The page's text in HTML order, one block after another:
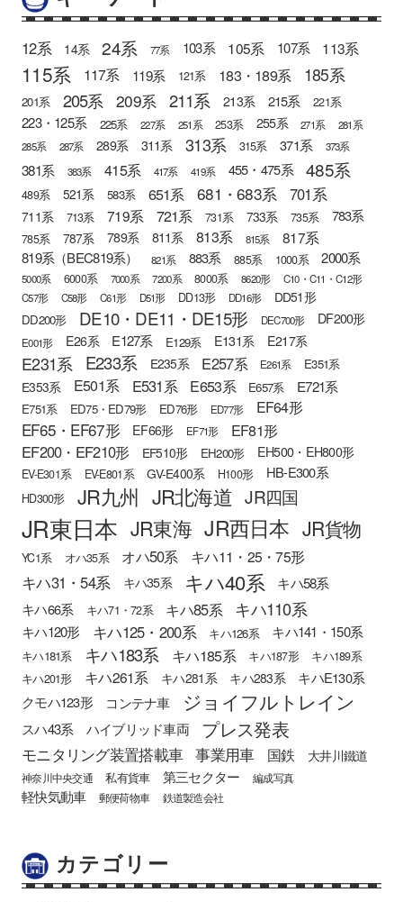
12系 14系 24系 77系 103系 105系 107系 113系
115系 117系 119系 121系 183・189系 185系
201系 205系 209系 211系 213系 215系 221系
223・125系 225系 227系 251系 253系 255系 271系
281系
285系
287系 289系 311系 313系 315系 371系 373系
381系 383系 415系 417系 419系 455・475系 485系
489系 521系 583系 651系 681・683系 701系
711系 713系 719系 721系 731系 733系 735系 783系
785系 787系 789系 811系 813系 815系 817系
819系（BEC819系） 821系 883系 885系 1000系 2000系
5000系 6000系 7000系 7200系 8000系 8620形
C10・C11・C12形
C57形
C58形 C61形 D51形 DD13形 DD16形 DD51形
DD200形 DE10・DE11・DE15形 DEC700形 DF200形
E001形 E26系 E127系 E129系 E131系 E217系
E231系 E233系 E235系 E257系 E261系 E351系
E353系 E501系 E531系 E653系 E657系 E721系
E751系 ED75・ED79形 ED76形 ED77形 EF64形
EF65・EF67形 EF66形 EF71形
EF81形
EF200・EF210形
EF510形 EH200形 EH500・EH800形
EV-E301系 EV-E801系 GV-E400系 H100形 HB-E300系
HD300形 JR九州 JR北海道 JR四国
JR東日本 JR東海 JR西日本 JR貨物
YC1系 オハ35系 オハ50系 キハ11・25・75形
キハ31・54系 キハ35系 キハ40系 キハ58系
キハ66系 キハ71・72系 キハ85系 キハ110系
キハ120形 キハ125・200系 キハ126系 キハ141・150系
キハ181系 キハ183系 キハ185系 キハ187形
キハ189系
キハ201形
キハ261系 キハ281系 キハ283系
キハE130系
クモハ123形
コンテナ車 ジョイフルトレイン
スハ43系 ハイブリッド車両 プレス発表
モニタリング装置搭載車 事業用車 国鉄 大井川鐵道
神奈川中央交通 私有貨車 第三セクター 編成写真
軽快気動車 郵便荷物車 鉄道製造会社
カテゴリー